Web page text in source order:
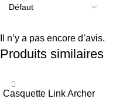
Il n’y a pas encore d’avis.
Produits similaires
Casquette Link Archer